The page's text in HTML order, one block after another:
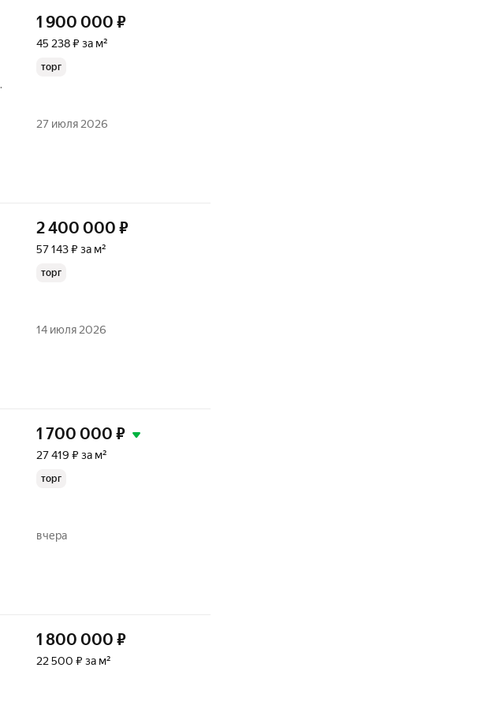
1 900 000 ₽
45 238 ₽ за м²
торг
27 июля 2026
2 400 000 ₽
57 143 ₽ за м²
торг
14 июля 2026
1 700 000 ₽
27 419 ₽ за м²
торг
вчера
1 800 000 ₽
22 500 ₽ за м²